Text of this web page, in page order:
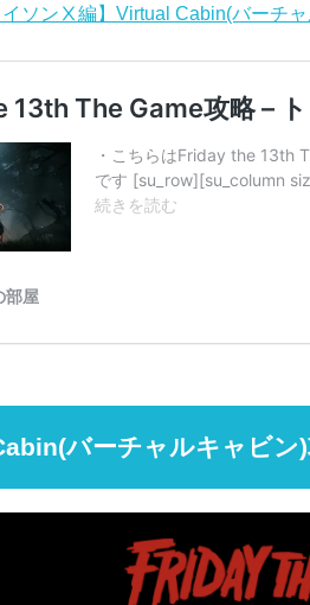
ソンⅩ編】Virtual Cabin(バーチャ
バーチャルキャビ